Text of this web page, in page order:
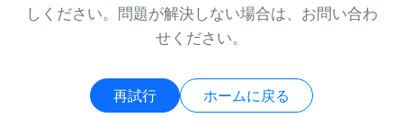
しください。問題が解決しない場合は、お問い合わ
せください。
再試行 ホームに戻る